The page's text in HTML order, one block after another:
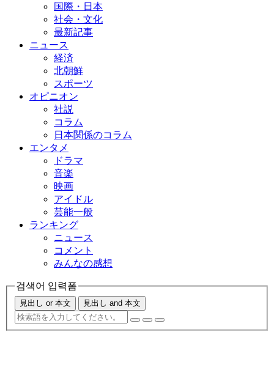
国際・日本
社会・文化
最新記事
ニュース
経済
北朝鮮
スポーツ
オピニオン
社説
コラム
日本関係のコラム
エンタメ
ドラマ
音楽
映画
アイドル
芸能一般
ランキング
ニュース
コメント
みんなの感想
검색어 입력폼
見出し or 本文 見出し and 本文